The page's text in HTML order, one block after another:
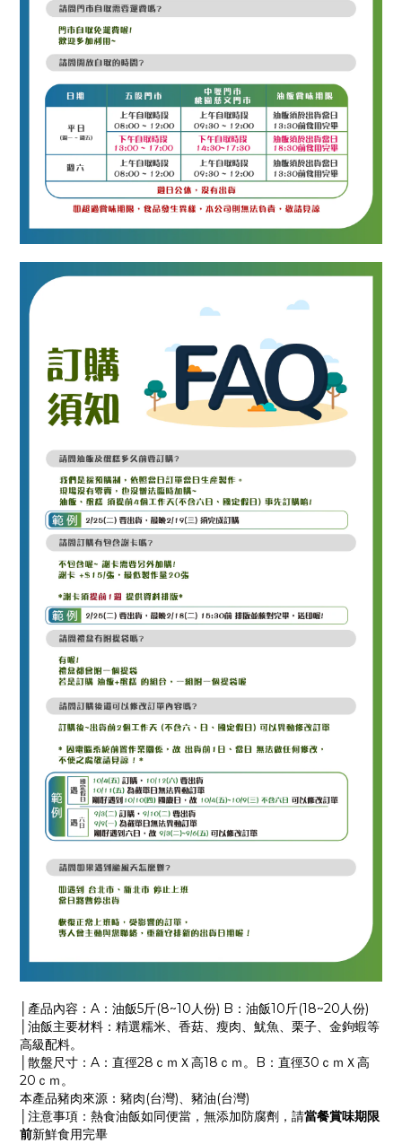
│產品內容：A：油飯5斤(8~10人份) B：油飯10斤(18~20人份)
│油飯主要材料：精選糯米、香菇、瘦肉、魷魚、栗子、金鉤蝦等
高級配料。
│散盤尺寸：A：直徑28ｃｍＸ高18ｃｍ。B：直徑30ｃｍＸ高
20ｃｍ。
本產品豬肉來源：豬肉(台灣)、豬油(台灣)
注意事項：熱食油飯如同便當，無添加防腐劑，請當餐賞味期限
前新鮮食用完畢